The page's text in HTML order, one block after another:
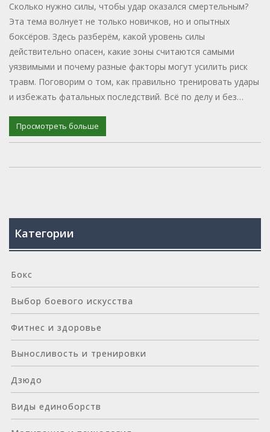
Сколько нужно силы, чтобы удар оказался смертельным?
Эта тема волнует не только новичков, но и опытных
боксёров. Здесь разберём, какой уровень силы
действительно опасен, какие зоны считаются самыми
уязвимыми и почему разные факторы могут усилить риск
травм. Поговорим о том, как правильно тренировать удары
и избежать фатальных последствий. Всё по делу и без
Просмотреть больше
Категории
Бокс
Выбор боевого искусства
Фитнес и здоровье
Выносливость и тренировки
Дзюдо
Виды единоборств